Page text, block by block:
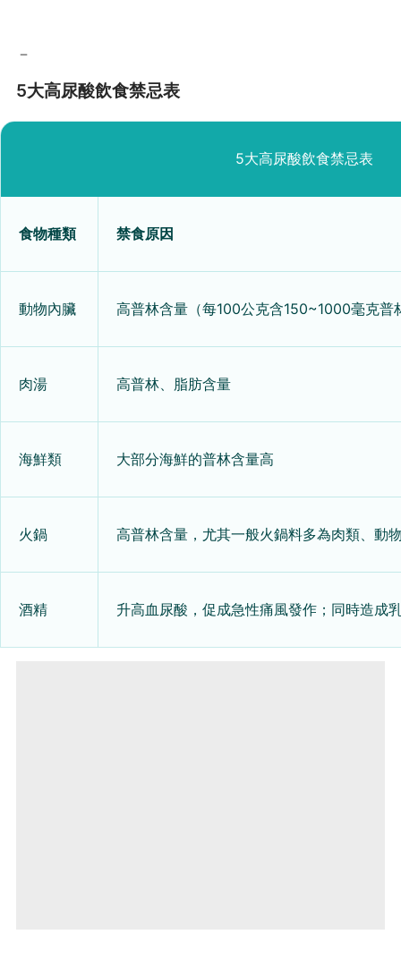
－
5大高尿酸飲食禁忌表
5大高尿酸飲食禁忌表
食物種類 禁食原因
動物內臟 高普林含量（每100公克含150~1000毫克普
肉湯 高普林、脂肪含量
海鮮類 大部分海鮮的普林含量高
火鍋 高普林含量，尤其一般火鍋料多為肉類、動
酒精 升高血尿酸，促成急性痛風發作；同時造成